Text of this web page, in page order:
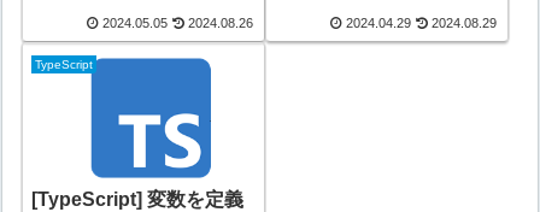
2024.05.05 2024.08.26 2024.04.29 2024.08.29
TypeScript
[TypeScript] 変数を定義